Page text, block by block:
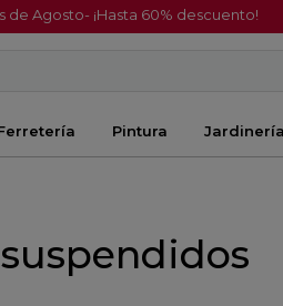
de Agosto- ¡Hasta 60% descuento!
Pintura Jardinería